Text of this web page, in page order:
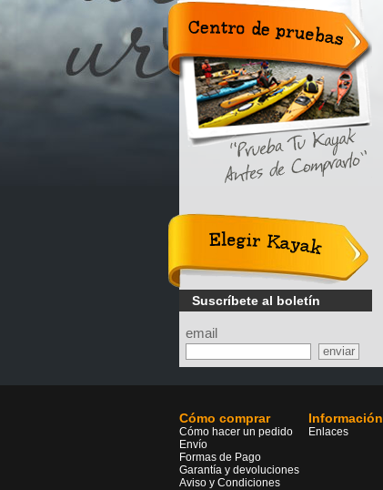
Centro de
pruebas.
Kayak
antes de
probarlo".
Kayak
Suscríbete al boletín
email
Cómo comprar
Cómo hacer un pedido
Envío
Formas de Pago
Garantía y devoluciones
Aviso y Condiciones
Información
Enlaces